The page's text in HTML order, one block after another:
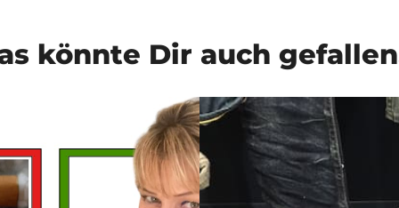
könnte Dir auch